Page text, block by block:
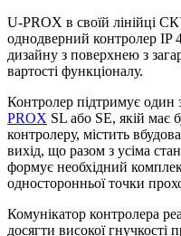
U-PROX в своїй лінійці
однодверний контролер IP
дизайну з поверхнею з
вартості функціоналу.
Контролер підтримує один
PROX SL або SE, якій має
контролеру, містить
вихід, що разом з усіма
формує необхідний
односторонньої точки
Комунікатор контролера
досягти високої гнучкості